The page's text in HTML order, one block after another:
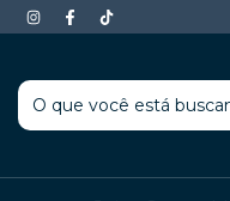
TODOS OS PRODUTOS